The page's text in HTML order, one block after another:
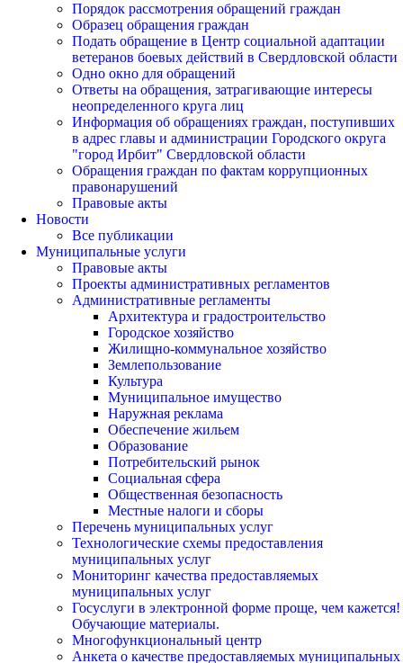
Порядок рассмотрения обращений граждан
Образец обращения граждан
Подать обращение в Центр социальной адаптации
ветеранов боевых действий в Свердловской области
Одно окно для обращений
Ответы на обращения, затрагивающие интересы
неопределенного круга лиц
Информация об обращениях граждан, поступивших
в адрес главы и администрации Городского округа
"город Ирбит" Свердловской области
Обращения граждан по фактам коррупционных
правонарушений
Правовые акты
Новости
Все публикации
Муниципальные услуги
Правовые акты
Проекты административных регламентов
Административные регламенты
Архитектура и градостроительство
Городское хозяйство
Жилищно-коммунальное хозяйство
Землепользование
Культура
Муниципальное имущество
Наружная реклама
Обеспечение жильем
Образование
Потребительский рынок
Социальная сфера
Общественная безопасность
Местные налоги и сборы
Перечень муниципальных услуг
Технологические схемы предоставления
муниципальных услуг
Мониторинг качества предоставляемых
муниципальных услуг
Госуслуги в электронной форме проще, чем кажется!
Обучающие материалы.
Многофункциональный центр
Анкета о качестве предоставляемых муниципальных